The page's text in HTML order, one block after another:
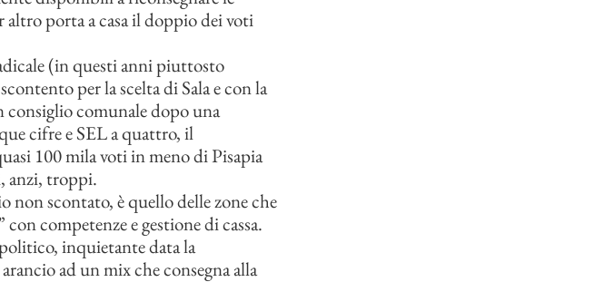
porta a casa il doppio dei voti
(in questi anni piuttosto
per la scelta di Sala e con la
comunale dopo una
cifre e SEL a quattro, il
100 mila voti in meno di Pisapia
anzi, troppi.
scontato, è quello delle zone che
competenze e gestione di cassa.
inquietante data la
ad un mix che consegna alla